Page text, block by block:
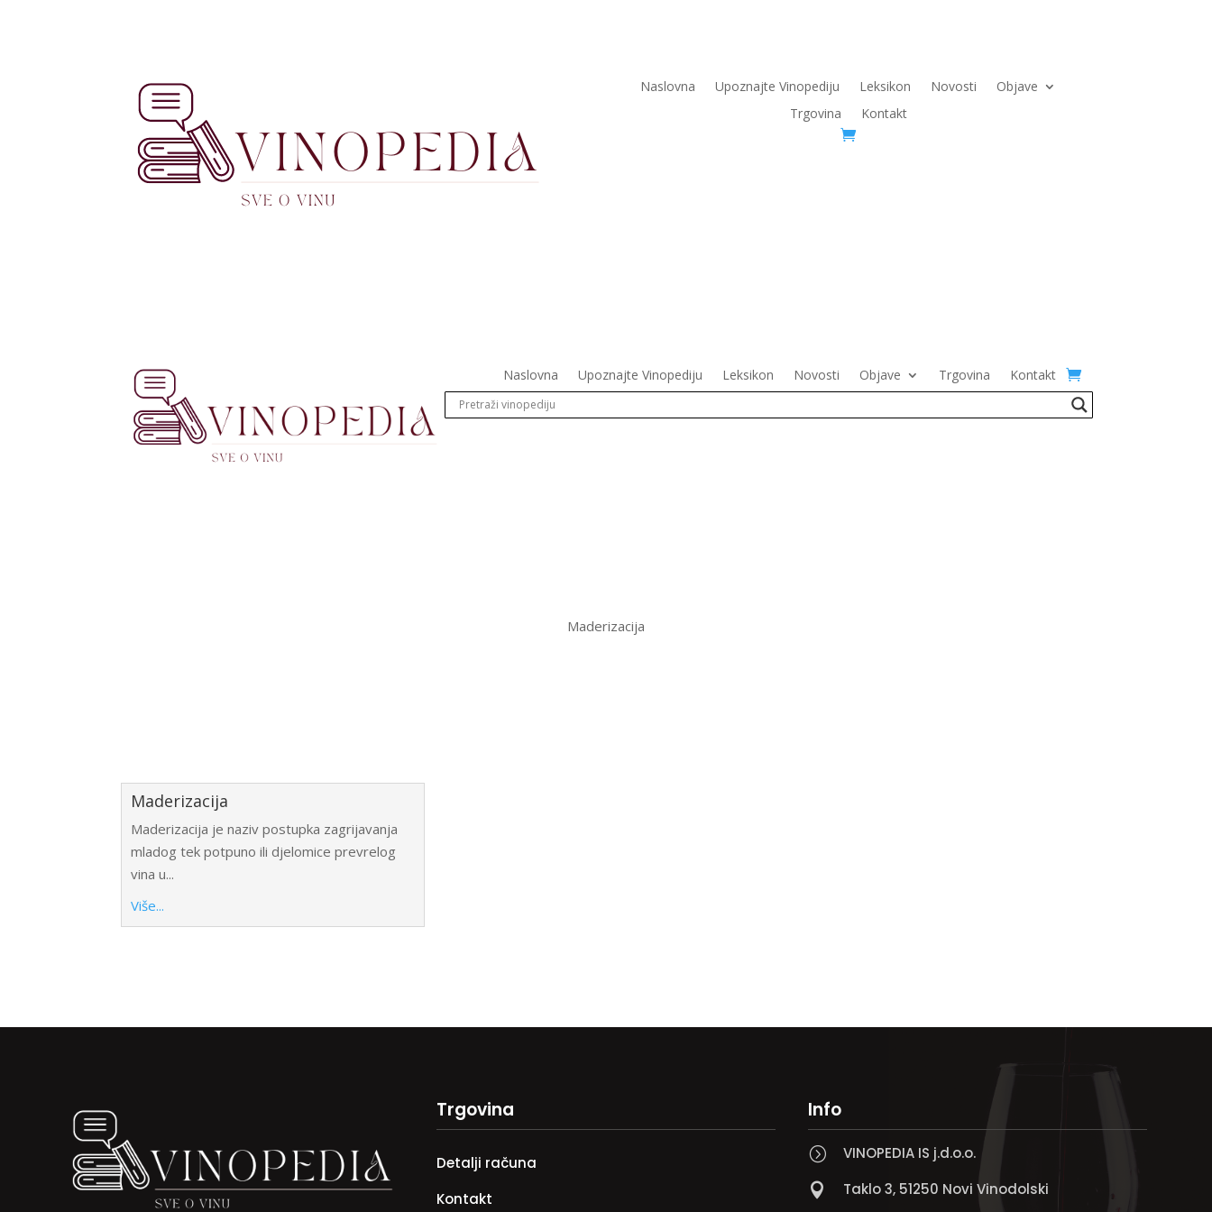
Naslovna Upoznajte Vinopediju Leksikon Novosti
Objave
Trgovina
Kontakt
Naslovna Upoznajte Vinopediju Leksikon Novosti Objave Trgovina Kontakt
Maderizacija
Maderizacija
Maderizacija je naziv postupka zagrijavanja
mladog tek potpuno ili djelomice prevrelog
vina u...
Više...
Trgovina
Detalji računa
Kontakt
Info
= VINOPEDIA IS j.d.o.o.
 Taklo 3, 51250 Novi Vinodolski